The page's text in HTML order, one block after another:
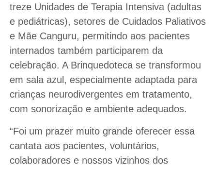
treze Unidades de Terapia Intensiva (adultas
e pediátricas), setores de Cuidados Paliativos
e Mãe Canguru, permitindo aos pacientes
internados também participarem da
celebração. A Brinquedoteca se transformou
em sala azul, especialmente adaptada para
crianças neurodivergentes em tratamento,
com sonorização e ambiente adequados.
“Foi um prazer muito grande oferecer essa
cantata aos pacientes, voluntários,
colaboradores e nossos vizinhos dos